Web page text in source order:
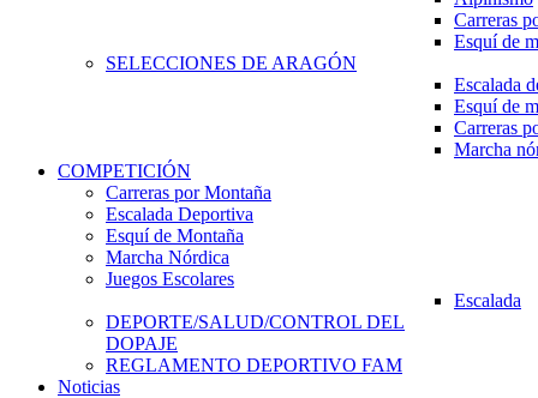
Carreras
Esquí de
SELECCIONES DE ARAGÓN
Escalada
Esquí de
Carreras
Marcha
COMPETICIÓN
Carreras por Montaña
Escalada Deportiva
Esquí de Montaña
Marcha Nórdica
Juegos Escolares
Escalada
DEPORTE/SALUD/CONTROL DEL
DOPAJE
REGLAMENTO DEPORTIVO FAM
Noticias